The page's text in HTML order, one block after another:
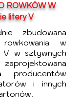
ROWKÓW W
litery V
zbudowana
w
V w sztywnych
producentów
i innych